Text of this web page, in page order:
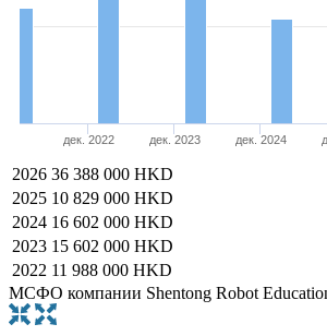
дек. 2022 дек. 2023 дек. 2024
2026 36 388 000 HKD
2025 10 829 000 HKD
2024 16 602 000 HKD
2023 15 602 000 HKD
2022 11 988 000 HKD
МСФО компании Shentong Robot